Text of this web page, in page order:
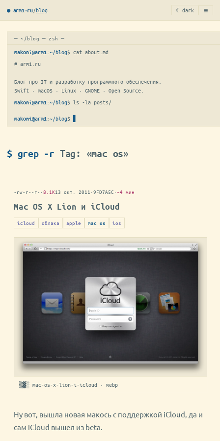
● arm1·ru/blog ☾ dark ≡
─ ~/blog ─ zsh ─
makoni@arm1 :~/blog$ cat about.md
# arm1.ru
Блог про IT и разработку программного обеспечения.
Swift · macOS · Linux · GNOME · Open Source.
makoni@arm1 :~/blog$ ls -la posts/
makoni@arm1 :~/blog$
$ grep -r Tag: «mac os»
-rw-r--r--8.1K13 окт. 2011 ·9FD7A5C ·~4 мин
Mac OS X Lion и iCloud
icloud облака apple mac os ios
▒▓░ mac-os-x-lion-i-icloud · webp
Ну вот, вышла новая макось с поддержкой iCloud, да и
сам iCloud вышел из beta.